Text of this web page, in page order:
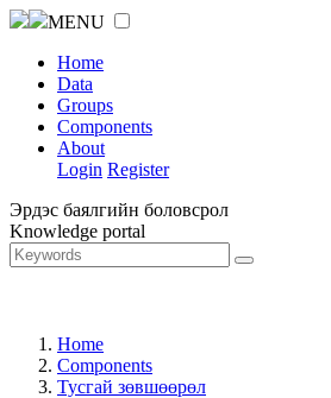
MENU
Home
Data
Groups
Components
About
Login Register
Эрдэс баялгийн боловсрол
Knowledge portal
Home
Components
Тусгай зөвшөөрөл